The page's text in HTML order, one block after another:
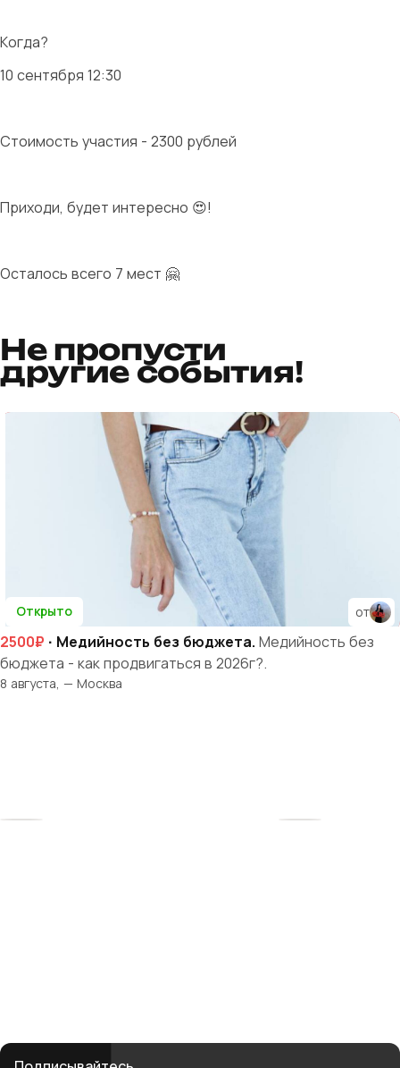
Когда?
10 сентября 12:30
Стоимость участия - 2300 рублей
Приходи, будет интересно 😍!
Осталось всего 7 мест 🤗
Не пропусти
другие события!
Открыто от
2500₽ · Медийность без бюджета. Медийность без
бюджета - как продвигаться в 2026г?.
8 августа, — Москва